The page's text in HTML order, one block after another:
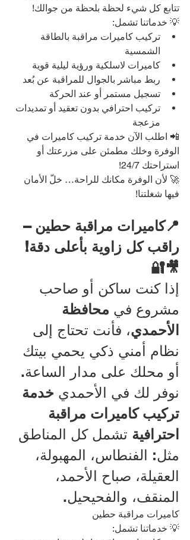
تتابع كل شيء لحظة بلحظة من جوالك!
💡 خدماتنا تشمل:
تركيب كاميرات مراقبة بالطاقة
الشمسية
كاميرات لاسلكية ورؤية ليلية قوية
ربط مباشر بالجوال للمراقبة عن بُعد
تسجيل مستمر أو عند الحركة
تركيب احترافي بدون تعقيد أو تمديدات
مزعجة
📲 اطلب الآن خدمة تركيب كاميرات في
الوفرة وخلك مطمئن على مزرعتك أو
استراحتك 24/7!
🚀 لأن الوفرة مكانك للراحة… خلّ الأمان
فيها شغلتنا!
📍كاميرات مراقبة حطين –
راقب كل زاوية بأعلى دقة!
🎥🔐
إذا كنت ساكن أو صاحب
مشروع في محافظة
الأحمدي، فأنت تحتاج إلى
نظام أمني ذكي يحمي بيتك
أو محلك على مدار الساعة.
نوفر لك في الأحمدي خدمة
تركيب كاميرات مراقبة
احترافية تشمل كل المناطق
مثل: الفنطاس، المهبولة،
العقيلة، صباح الأحمد،
المنقف، والفحيحيل.
كاميرات مراقبة حطين
💡 خدماتنا تشمل: